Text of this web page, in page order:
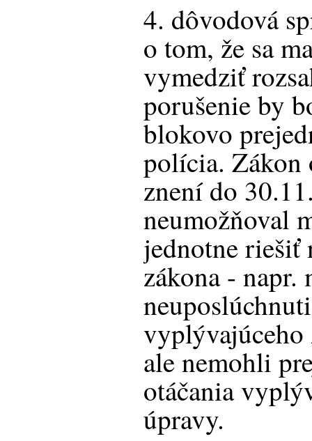
4. dôvodová
o tom, že sa
vymedziť
porušenie by
blokovo
polícia.
znení do
neumožňoval
jednotne riešiť
zákona - napr.
vyplývajúceho
ale nemohli
otáčania
úpravy.